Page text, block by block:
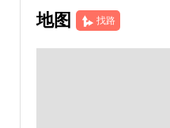
地图 找路